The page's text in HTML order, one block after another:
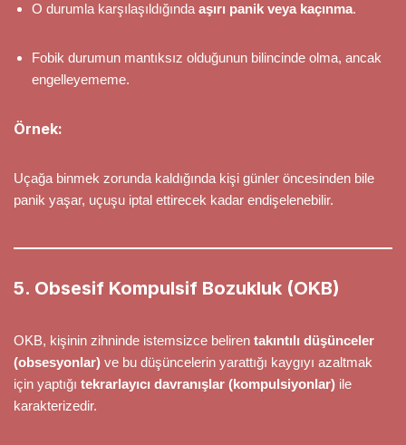
O durumla karşılaşıldığında aşırı panik veya kaçınma.
Fobik durumun mantıksız olduğunun bilincinde olma, ancak
engelleyememe.
Örnek:
Uçağa binmek zorunda kaldığında kişi günler öncesinden bile
panik yaşar, uçuşu iptal ettirecek kadar endişelenebilir.
5. Obsesif Kompulsif Bozukluk (OKB)
OKB, kişinin zihninde istemsizce beliren takıntılı düşünceler
(obsesyonlar) ve bu düşüncelerin yarattığı kaygıyı azaltmak
için yaptığı tekrarlayıcı davranışlar (kompulsiyonlar) ile
karakterizedir.